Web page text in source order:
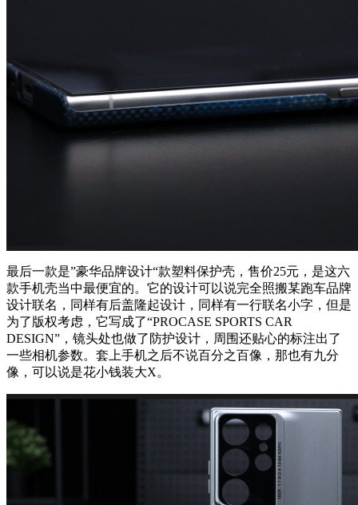
最后一款是”豪华品牌设计“款塑料保护壳，售价25元，是这六
款手机壳当中最便宜的。它的设计可以说完全照搬某跑车品牌
设计联名，同样有后盖隆起设计，同样有一行联名小字，但是
为了版权考虑，它写成了“PROCASE SPORTS CAR
DESIGN”，镜头处也做了防护设计，周围还贴心的标注出了
一些相机参数。套上手机之后不说百分之百像，那也有九分
像，可以说是花小钱装大X。